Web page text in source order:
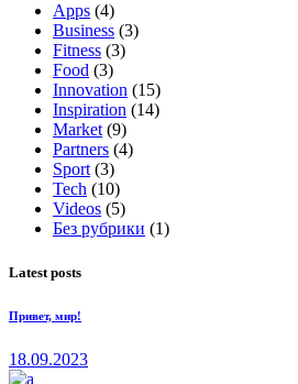
Apps (4)
Business (3)
Fitness (3)
Food (3)
Innovation (15)
Inspiration (14)
Market(9)
Partners (4)
Sport(3)
Tech (10)
Videos (5)
Без рубрики (1)
Latest posts
Привет, мир!
18.09.2023